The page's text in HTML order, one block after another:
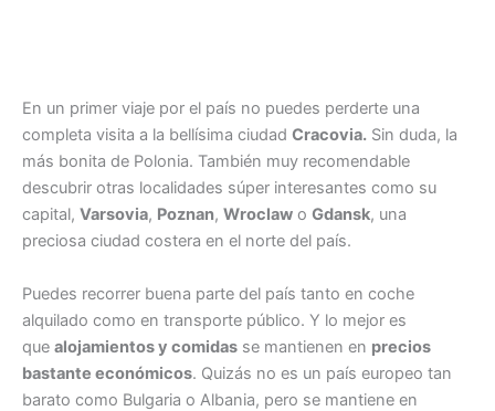
En un primer viaje por el país no puedes perderte una
completa visita a la bellísima ciudad Cracovia. Sin duda, la
más bonita de Polonia. También muy recomendable
descubrir otras localidades súper interesantes como su
capital, Varsovia, Poznan, Wroclaw o Gdansk, una
preciosa ciudad costera en el norte del país.
Puedes recorrer buena parte del país tanto en coche
alquilado como en transporte público. Y lo mejor es
que alojamientos y comidas se mantienen en precios
bastante económicos. Quizás no es un país europeo tan
barato como Bulgaria o Albania, pero se mantiene en